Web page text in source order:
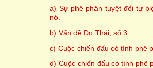
a) Sự phê phán tuyệt đối tự
nó.
b) Vấn đề Do Thái, số 3
c) Cuộc chiến đấu có tính phê
d) Cuộc chiến đấu có tính phê